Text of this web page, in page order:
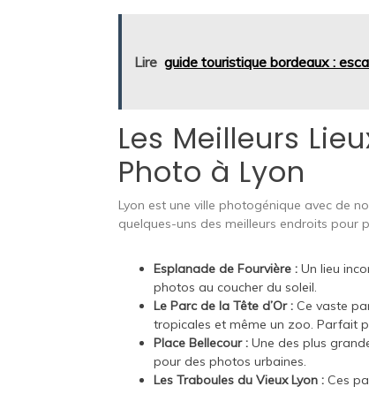
Lire guide touristique bordeaux :
Les Meilleurs
Photo à Lyon
Lyon est une ville photogénique avec de
quelques-uns des meilleurs endroits pour
Esplanade de Fourvière : Un lieu
photos au coucher du soleil.
Le Parc de la Tête d’Or : Ce vaste
tropicales et même un zoo. Parfait
Place Bellecour : Une des plus
pour des photos urbaines.
Les Traboules du Vieux Lyon : Ces